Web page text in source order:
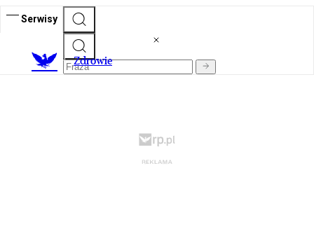
Serwisy
Zdrowie